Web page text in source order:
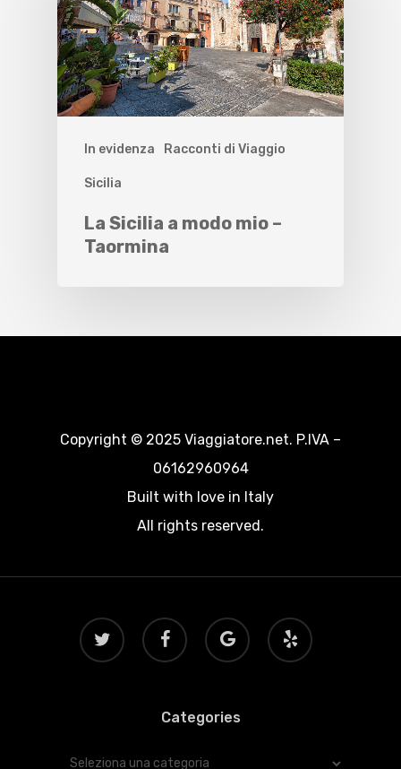
In evidenza Racconti di Viaggio
Sicilia
La Sicilia a modo mio –
Taormina
Copyright © 2025 Viaggiatore.net. P.IVA –
06162960964
Built with love in Italy
All rights reserved.
twitter facebook
google-
plus
yelp
Categories
Categories